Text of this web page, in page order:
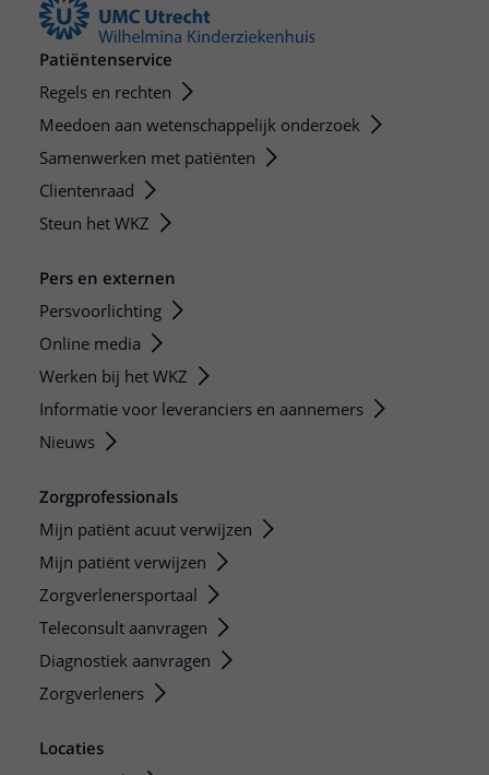
Patiëntenservice
Regels en rechten
Meedoen aan wetenschappelijk onderzoek
Samenwerken met patiënten
Clientenraad
Steun het WKZ
Pers en externen
Persvoorlichting
Online media
Werken bij het WKZ
Informatie voor leveranciers en aannemers
Nieuws
Zorgprofessionals
Mijn patiënt acuut verwijzen
Mijn patiënt verwijzen
Zorgverlenersportaal
Teleconsult aanvragen
Diagnostiek aanvragen
Zorgverleners
Locaties